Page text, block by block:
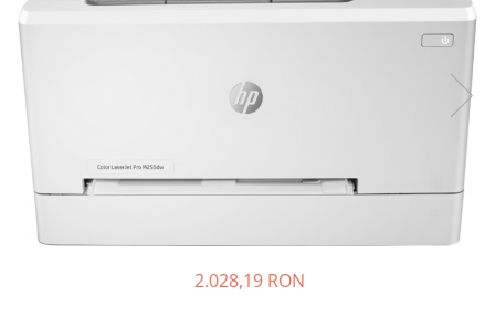
Consumabile imprimanta
Tonere
Drum unit
Capete imprimare
Cartuse inkjet si cerneala
Hartie
Ribbon
Developer
Consumabile imprimanta2.028,19 RON